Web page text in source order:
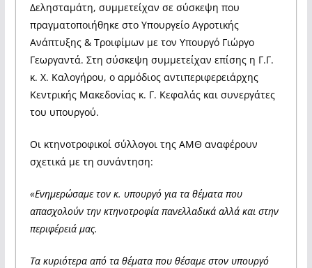
Δελησταμάτη, συμμετείχαν σε σύσκεψη που
πραγματοποιήθηκε στο Υπουργείο Αγροτικής
Ανάπτυξης & Τροιφίμων με τον Υπουργό Γιώργο
Γεωργαντά. Στη σύσκεψη συμμετείχαν επίσης η Γ.Γ.
κ. Χ. Καλογήρου, ο αρμόδιος αντιπεριφερειάρχης
Κεντρικής Μακεδονίας κ. Γ. Κεφαλάς και συνεργάτες
του υπουργού.
Οι κτηνοτροφικοί σύλλογοι της ΑΜΘ αναφέρουν
σχετικά με τη συνάντηση:
«Ενημερώσαμε τον κ. υπουργό για τα θέματα που
απασχολούν την κτηνοτροφία πανελλαδικά αλλά και στην
περιφέρειά μας.
Τα κυριότερα από τα θέματα που θέσαμε στον υπουργό